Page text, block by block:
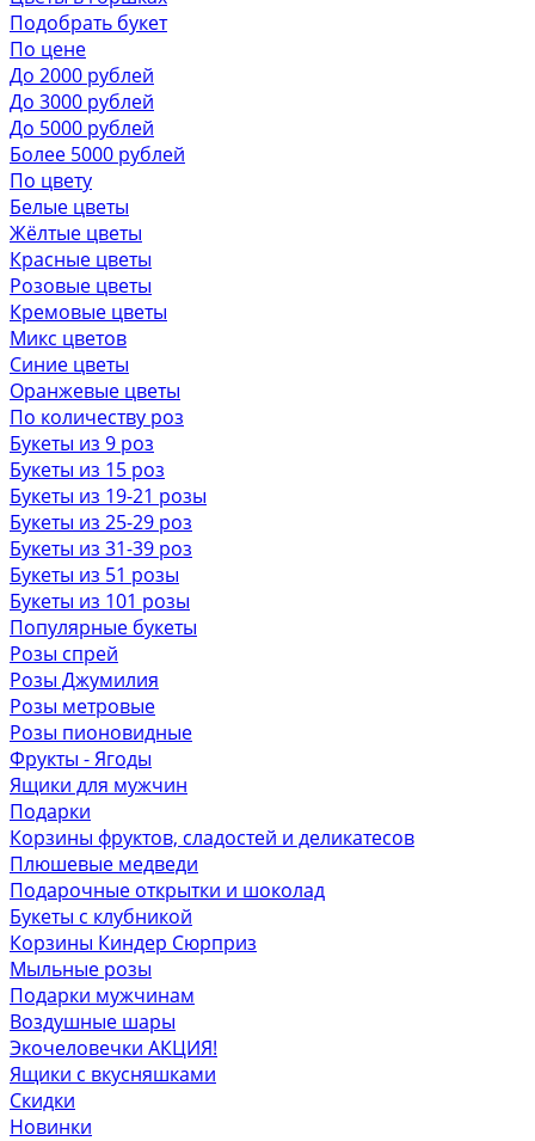
Подобрать букет
По цене
До 2000 рублей
До 3000 рублей
До 5000 рублей
Более 5000 рублей
По цвету
Белые цветы
Жёлтые цветы
Красные цветы
Розовые цветы
Кремовые цветы
Микс цветов
Синие цветы
Оранжевые цветы
По количеству роз
Букеты из 9 роз
Букеты из 15 роз
Букеты из 19-21 розы
Букеты из 25-29 роз
Букеты из 31-39 роз
Букеты из 51 розы
Букеты из 101 розы
Популярные букеты
Розы спрей
Розы Джумилия
Розы метровые
Розы пионовидные
Фрукты - Ягоды
Ящики для мужчин
Подарки
Корзины фруктов, сладостей и деликатесов
Плюшевые медведи
Подарочные открытки и шоколад
Букеты с клубникой
Корзины Киндер Сюрприз
Мыльные розы
Подарки мужчинам
Воздушные шары
Экочеловечки АКЦИЯ!
Ящики с вкусняшками
Скидки
Новинки